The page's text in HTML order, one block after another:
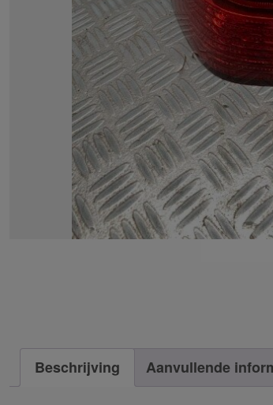
Beschrijving Aanvullende